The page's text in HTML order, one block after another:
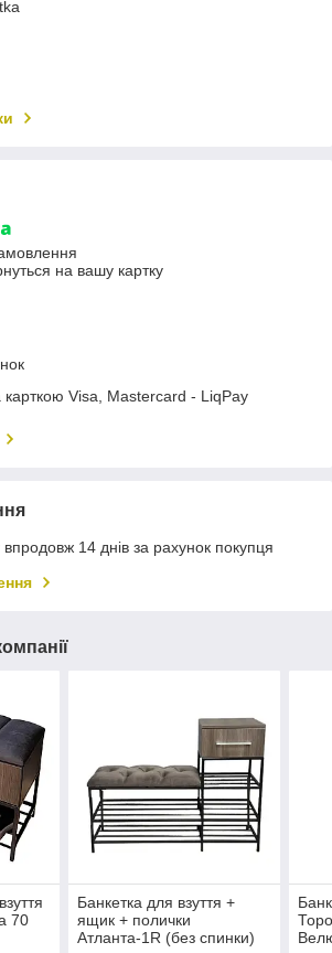
на вашу картку
Visa, Mastercard - LiqPay
14 днів за рахунок покупця
70
Банкетка для взуття +
ящик + полички
Атланта-1R (без спинки)